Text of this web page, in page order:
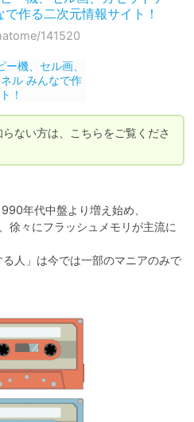
作る二次元情報サイト！
141520
ない方は、こちらをご覧くださ
年代中盤より増え始め、
徐々にフラッシュメモリが主流に
る人」は今では一部のマニアのみで